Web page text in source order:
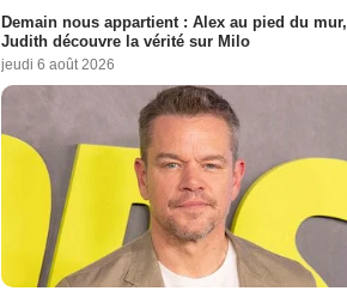
Demain nous appartient : Alex au pied du mur,
Judith découvre la vérité sur Milo
jeudi 6 août 2026